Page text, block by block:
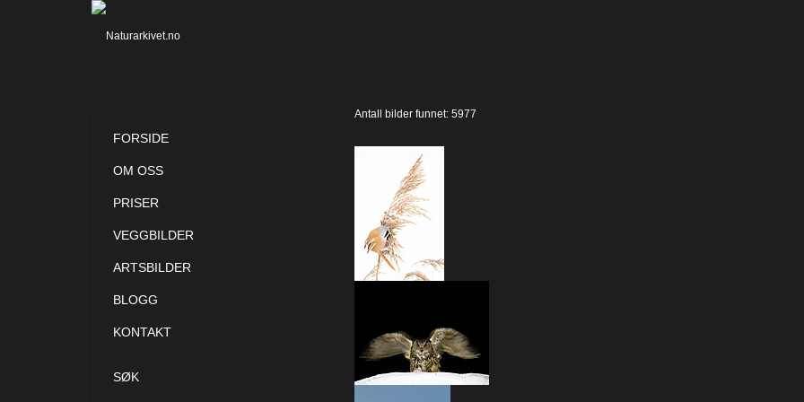
Antall bilder funnet: 5977
FORSIDE
OM OSS
PRISER
VEGGBILDER
ARTSBILDER
BLOGG
KONTAKT
SØK